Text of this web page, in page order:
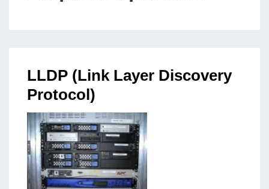
LLDP (Link Layer Discovery
Protocol)